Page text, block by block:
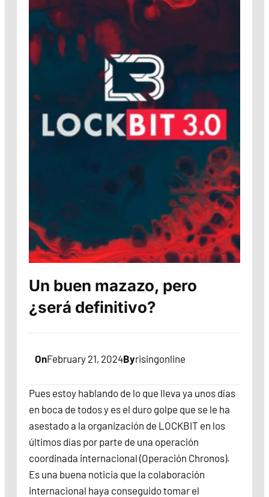
Un buen mazazo, pero
¿será definitivo?
OnFebruary 21, 2024Byrisingonline
Pues estoy hablando de lo que lleva ya unos días
en boca de todos y es el duro golpe que se le ha
asestado a la organización de LOCKBIT en los
últimos días por parte de una operación
coordinada internacional (Operación Chronos).
Es una buena noticia que la colaboración
internacional haya conseguido tomar el